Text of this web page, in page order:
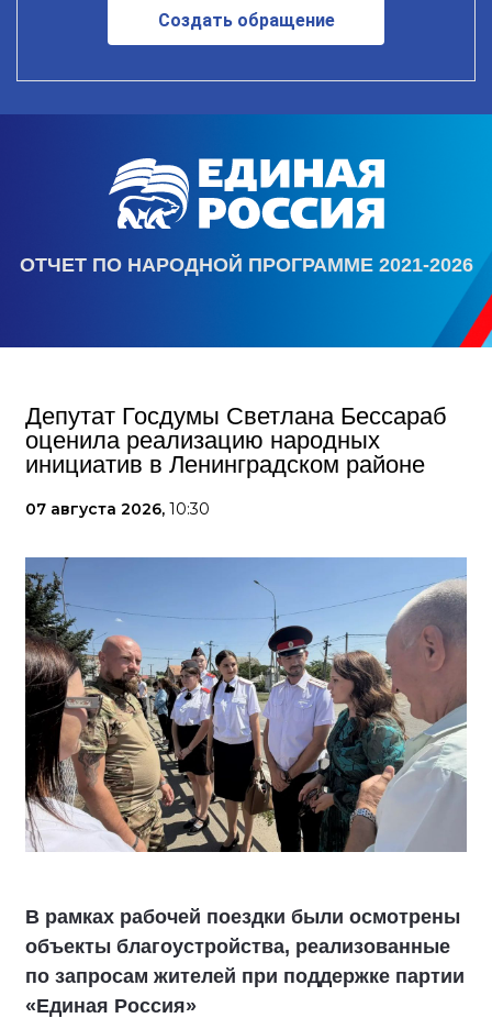
Создать обращение
ОТЧЕТ ПО НАРОДНОЙ ПРОГРАММЕ 2021-2026
Депутат Госдумы Светлана Бессараб
оценила реализацию народных
инициатив в Ленинградском районе
07 августа 2026, 10:30
В рамках рабочей поездки были осмотрены
объекты благоустройства, реализованные
по запросам жителей при поддержке партии
«Единая Россия»